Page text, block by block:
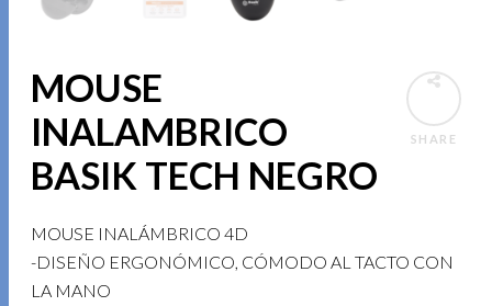
SHARE
MOUSE
INALAMBRICO
BASIK TECH NEGRO
MOUSE INALÁMBRICO 4D
-DISEÑO ERGONÓMICO, CÓMODO AL TACTO CON
LA MANO